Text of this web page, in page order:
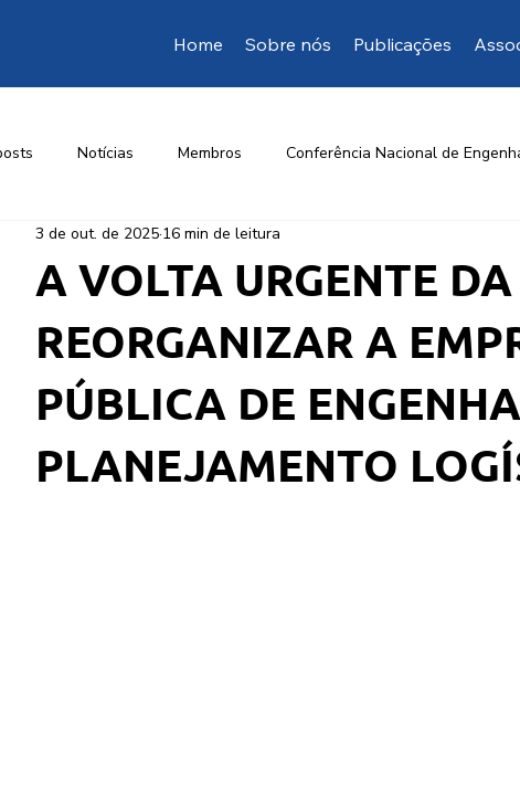
Home Sobre nós Publicações
Notícias Membros Conferência Nacional de
Livre de Engenharia Opinião da EngD
A VOLTA URGENTE
REORGANIZAR A
PÚBLICA DE
PLANEJAMENTO
3 de out. de 2025 16 min de leitura